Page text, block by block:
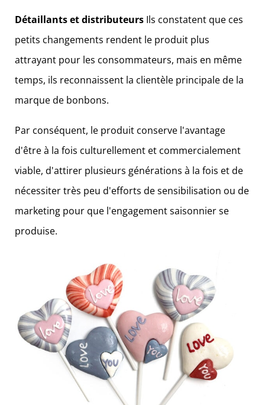
Détaillants et distributeurs Ils constatent que ces
petits changements rendent le produit plus
attrayant pour les consommateurs, mais en même
temps, ils reconnaissent la clientèle principale de la
marque de bonbons.
Par conséquent, le produit conserve l'avantage
d'être à la fois culturellement et commercialement
viable, d'attirer plusieurs générations à la fois et de
nécessiter très peu d'efforts de sensibilisation ou de
marketing pour que l'engagement saisonnier se
produise.